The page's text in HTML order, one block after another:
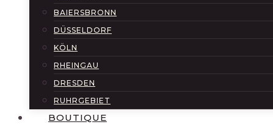
BAIERSBRONN
DÜSSELDORF
KÖLN
RHEINGAU
DRESDEN
RUHRGEBIET
BOUTIQUE